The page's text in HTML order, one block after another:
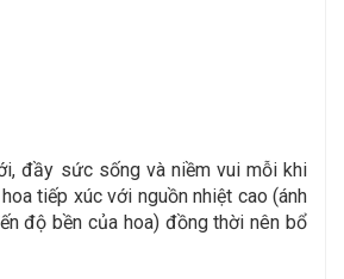
đầy sức sống và niềm vui mỗi khi
tiếp xúc với nguồn nhiệt cao (ánh
độ bền của hoa) đồng thời nên bổ